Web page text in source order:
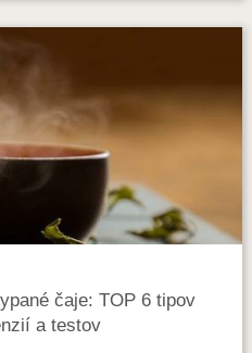
čaje: TOP 6 tipov
a testov